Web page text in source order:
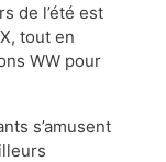
de l’été est
tout en
WW pour
s’amusent